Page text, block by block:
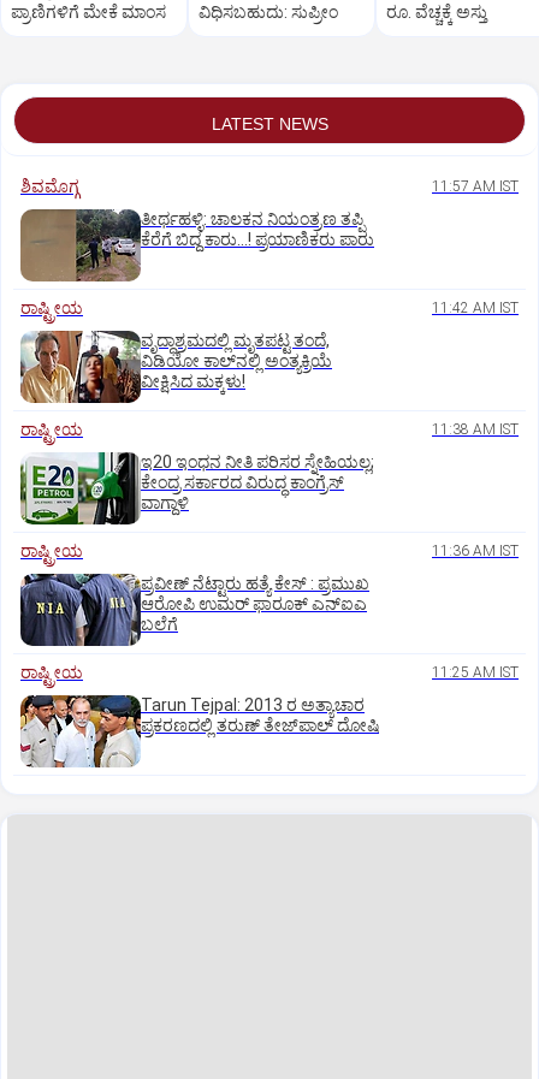
ಪ್ರಾಣಿಗಳಿಗೆ ಮೇಕೆ ಮಾಂಸ
ವಿಧಿಸಬಹುದು: ಸುಪ್ರೀಂ
ರೂ. ವೆಚ್ಚಕ್ಕೆ ಅಸ್ತು
LATEST NEWS
ಶಿವಮೊಗ್ಗ 11:57 AM IST
ತೀರ್ಥಹಳ್ಳಿ: ಚಾಲಕನ ನಿಯಂತ್ರಣ ತಪ್ಪಿ
ಕೆರೆಗೆ ಬಿದ್ದ ಕಾರು...! ಪ್ರಯಾಣಿಕರು ಪಾರು
ರಾಷ್ಟ್ರೀಯ 11:42 AM IST
ವೃದ್ಧಾಶ್ರಮದಲ್ಲಿ ಮೃತಪಟ್ಟ ತಂದೆ,
ವಿಡಿಯೋ ಕಾಲ್‌ನಲ್ಲಿ ಅಂತ್ಯಕ್ರಿಯೆ
ವೀಕ್ಷಿಸಿದ ಮಕ್ಕಳು!
ರಾಷ್ಟ್ರೀಯ 11:38 AM IST
ಇ20 ಇಂಧನ ನೀತಿ ಪರಿಸರ ಸ್ನೇಹಿಯಲ್ಲ;
ಕೇಂದ್ರ ಸರ್ಕಾರದ ವಿರುದ್ಧ ಕಾಂಗ್ರೆಸ್‌
ವಾಗ್ದಾಳಿ
ರಾಷ್ಟ್ರೀಯ 11:36 AM IST
ಪ್ರವೀಣ್ ನೆಟ್ಟಾರು ಹತ್ಯೆ ಕೇಸ್ : ಪ್ರಮುಖ
ಆರೋಪಿ ಉಮರ್ ಫಾರೂಕ್ ಎನ್‌ಐಎ
ಬಲೆಗೆ
ರಾಷ್ಟ್ರೀಯ 11:25 AM IST
Tarun Tejpal: 2013 ರ ಅತ್ಯಾಚಾರ
ಪ್ರಕರಣದಲ್ಲಿ ತರುಣ್ ತೇಜ್‌ಪಾಲ್ ದೋಷಿ